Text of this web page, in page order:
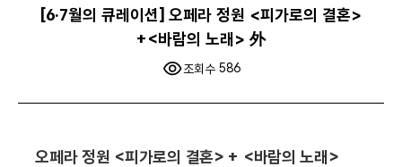
크
랩
하
[6·7월의 큐레이션] 오페라 정원 <피가로의 결혼>
+<바람의 노래> 外
조회수 586
오페라 정원 <피가로의 결혼> + <바람의 노래>